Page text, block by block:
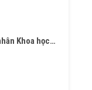
Chương trình đào tạo cử nhân Khoa học Vật liệu tăng cường tiếng Anh – Vững chuyên môn thạo ngoại ngữ